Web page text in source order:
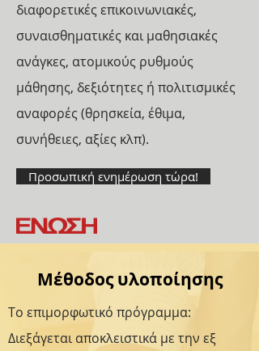
διαφορετικές επικοινωνιακές,
συναισθηματικές και μαθησιακές
ανάγκες, ατομικούς ρυθμούς
μάθησης, δεξιότητες ή πολιτισμικές
αναφορές (θρησκεία, έθιμα,
συνήθειες, αξίες κλπ).
Προσωπική ενημέρωση τώρα!
Μέθοδος υλοποίησης
Τo επιμορφωτικό πρόγραμμα:
Διεξάγεται αποκλειστικά με την εξ